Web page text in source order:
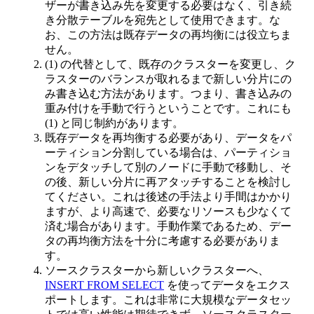
ザーが書き込み先を変更する必要はなく、引き続
き分散テーブルを宛先として使用できます。な
お、この方法は既存データの再均衡には役立ちま
せん。
(1) の代替として、既存のクラスターを変更し、ク
ラスターのバランスが取れるまで新しい分片にの
み書き込む方法があります。つまり、書き込みの
重み付けを手動で行うということです。これにも
(1) と同じ制約があります。
既存データを再均衡する必要があり、データをパ
ーティション分割している場合は、パーティショ
ンをデタッチして別のノードに手動で移動し、そ
の後、新しい分片に再アタッチすることを検討し
てください。これは後述の手法より手間はかかり
ますが、より高速で、必要なリソースも少なくて
済む場合があります。手動作業であるため、デー
タの再均衡方法を十分に考慮する必要がありま
す。
ソースクラスターから新しいクラスターへ、
INSERT FROM SELECT を使ってデータをエクス
ポートします。これは非常に大規模なデータセッ